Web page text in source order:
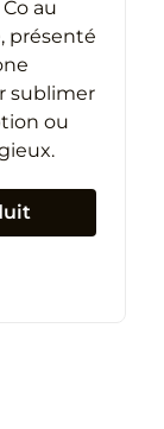
au
présenté
sublimer
ou